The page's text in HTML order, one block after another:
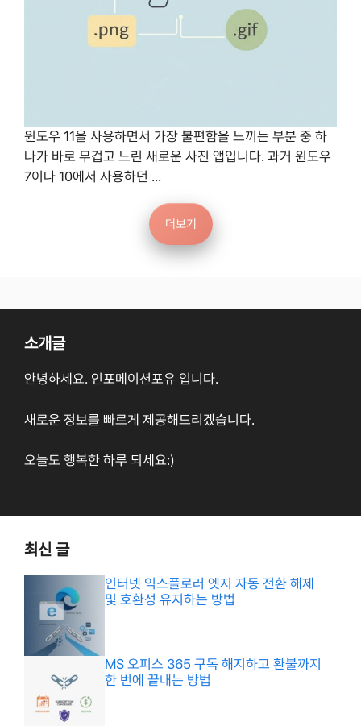
윈도우 11을 사용하면서 가장 불편함을 느끼는 부분 중 하
나가 바로 무겁고 느린 새로운 사진 앱입니다. 과거 윈도우
7이나 10에서 사용하던 ...
더보기
소개글
안녕하세요. 인포메이션포유 입니다.
새로운 정보를 빠르게 제공해드리겠습니다.
오늘도 행복한 하루 되세요:)
최신 글
인터넷 익스플로러 엣지 자동 전환 해제
및 호환성 유지하는 방법
MS 오피스 365 구독 해지하고 환불까지
한 번에 끝내는 방법